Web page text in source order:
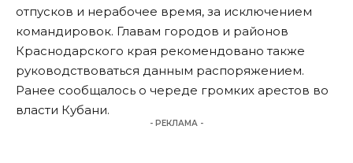
отпусков и нерабочее время, за исключением
командировок. Главам городов и районов
Краснодарского края рекомендовано также
руководствоваться данным распоряжением.
Ранее сообщалось о череде громких арестов во
власти Кубани.
- РЕКЛАМА -